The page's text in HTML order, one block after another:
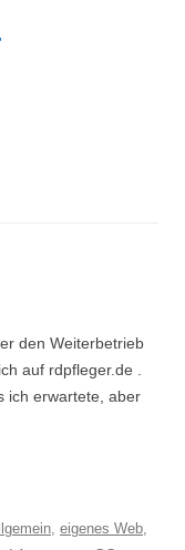
den Weiterbetrieb
auf rdpfleger.de .
ich erwartete, aber
, eigenes Web,